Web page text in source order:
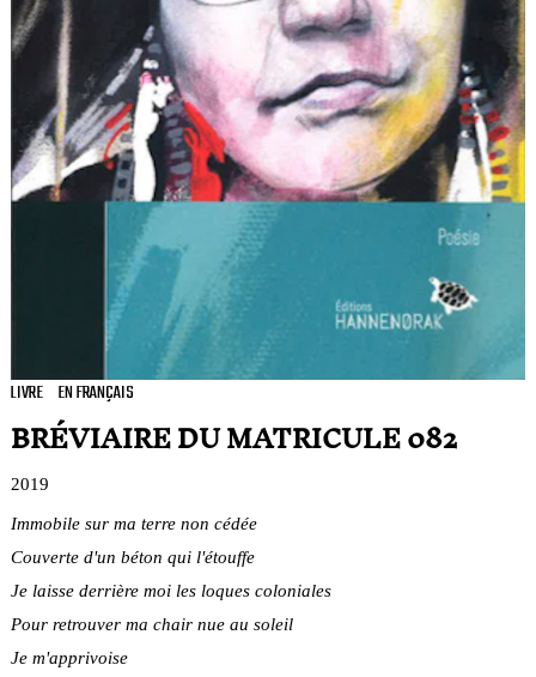
LIVRE EN FRANÇAIS
BRÉVIAIRE DU MATRICULE 082
2019
Immobile sur ma terre non cédée
Couverte d'un béton qui l'étouffe
Je laisse derrière moi les loques coloniales
Pour retrouver ma chair nue au soleil
Je m'apprivoise